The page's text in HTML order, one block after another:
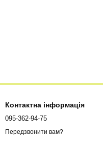
Контактна інформація
095-362-94-75
Передзвонити вам?